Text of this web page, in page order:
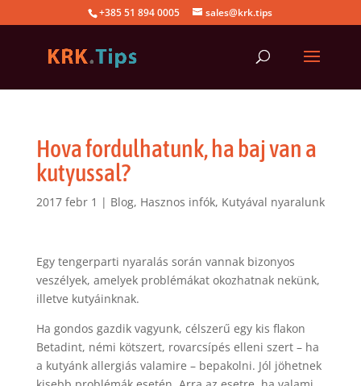
+385 51 894 0005 sales@krk.tips
Hova fordulhatunk, ha baj van a
kutyussal?
2017 febr 1 | Blog, Hasznos infók, Kutyával nyaralunk
Egy tengerparti nyaralás során vannak bizonyos
veszélyek, amelyek problémákat okozhatnak nekünk,
illetve kutyáinknak.
Ha gondos gazdik vagyunk, célszerű egy kis flakon
Betadint, némi kötszert, rovarcsípés elleni szert – ha
a kutyánk allergiás valamire – bepakolni. Jól jöhetnek